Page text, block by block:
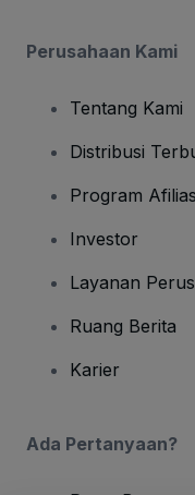
Perusahaan Kami
Tentang Kami
Distribusi
Program
Investor
Layanan
Ruang Berita
Karier
Ada Pertanyaan?